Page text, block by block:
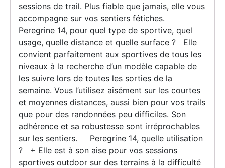
sessions de trail. Plus fiable que jamais, elle vous
accompagne sur vos sentiers fétiches.
Peregrine 14, pour quel type de sportive, quel
usage, quelle distance et quelle surface ? Elle
convient parfaitement aux sportives de tous les
niveaux à la recherche d’un modèle capable de
les suivre lors de toutes les sorties de la
semaine. Vous l’utilisez aisément sur les courtes
et moyennes distances, aussi bien pour vos trails
que pour des randonnées peu difficiles. Son
adhérence et sa robustesse sont irréprochables
sur les sentiers. Peregrine 14, quelle utilisation
? + Elle est à son aise pour vos sessions
sportives outdoor sur des terrains à la difficulté